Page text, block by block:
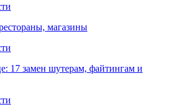
магазины
17 замен шутерам, файтингам и